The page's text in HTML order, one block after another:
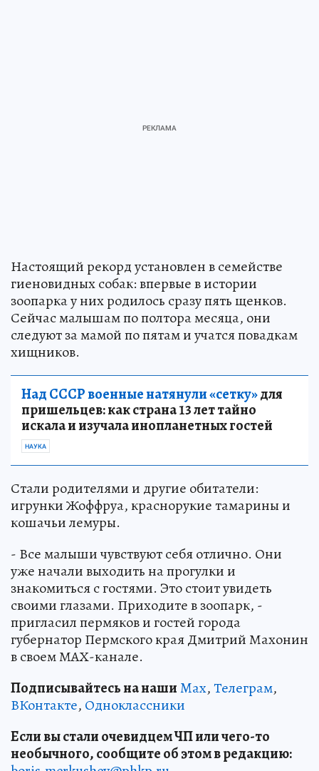
Настоящий рекорд установлен в семействе
гиеновидных собак: впервые в истории
зоопарка у них родилось сразу пять щенков.
Сейчас малышам по полтора месяца, они
следуют за мамой по пятам и учатся повадкам
хищников.
Над СССР военные натянули «сетку»для
пришельцев: как страна 13 лет тайно
искала и изучала инопланетных гостей
НАУКА
Стали родителями и другие обитатели:
игрунки Жоффруа, краснорукие тамарины и
кошачьи лемуры.
- Все малыши чувствуют себя отлично. Они
уже начали выходить на прогулки и
знакомиться с гостями. Это стоит увидеть
своими глазами. Приходите в зоопарк, -
пригласил пермяков и гостей города
губернатор Пермского края Дмитрий Махонин
в своем МАХ-канале.
Подписывайтесь на нашиMax,Телеграм,
ВКонтакте, Одноклассники
Если вы стали очевидцем ЧП или чего-то
необычного, сообщите об этом в редакцию: